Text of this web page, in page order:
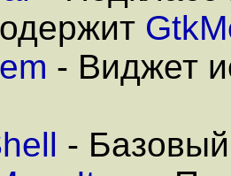
- Виджет
-